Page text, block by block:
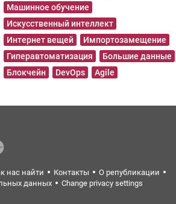
Машинное обучение
Искусственный интеллект
Интернет вещей
Импортозамещение
Гиперавтоматизация
Большие данные
Блокчейн
DevOps Agile
нас найти Контакты
О републикации
данных Change privacy settings